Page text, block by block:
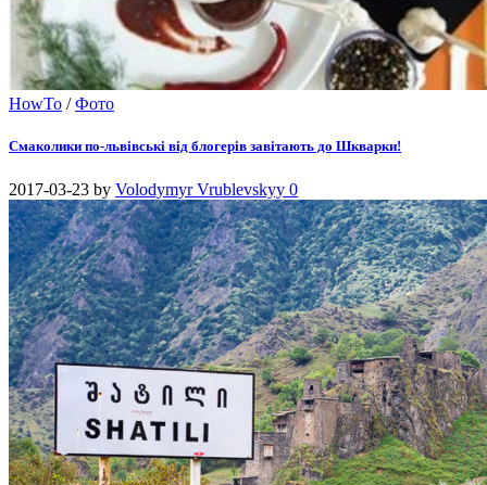
HowTo /Фото
Смаколики по-львівські від блогерів завітають до Шкварки!
2017-03-23 by Volodymyr Vrublevskyy 0